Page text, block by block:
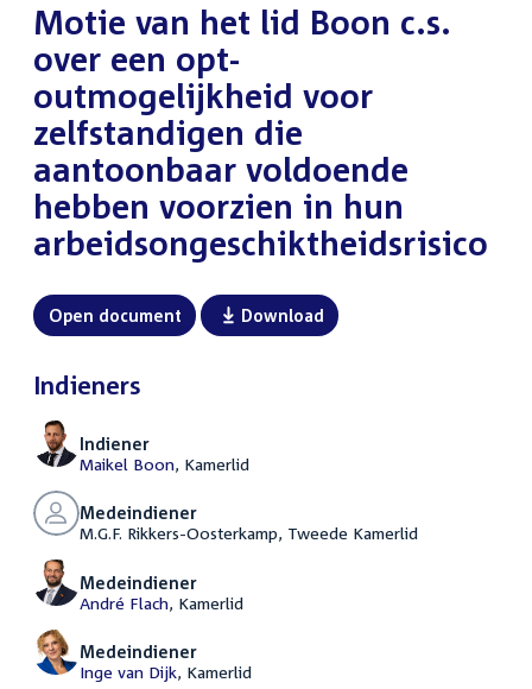
:Motie van het lid Boon c.s.
over een opt-
outmogelijkheid voor
zelfstandigen die
aantoonbaar voldoende
hebben voorzien in hun
arbeidsongeschiktheidsrisico
Open document Download
Indieners
Indiener
Maikel Boon, Kamerlid
Medeindiener
M.G.F. Rikkers-Oosterkamp, Tweede Kamerlid
Medeindiener
André Flach, Kamerlid
Medeindiener
Inge van Dijk, Kamerlid